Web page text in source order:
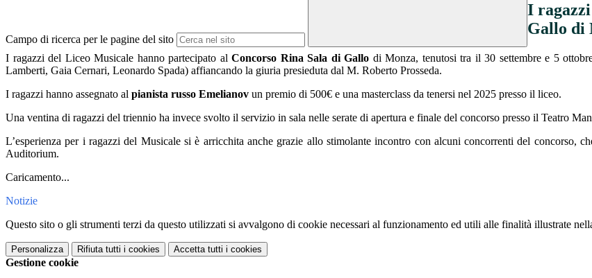
Campo di ricerca per le pagine del sito
I
Gallo di
I ragazzi del Liceo Musicale hanno partecipato alConcorso Rina Sala di Gallo di Monza, tenutosi tra il 30 settembre e 5
Lamberti, Gaia Cernari, Leonardo Spada) affiancando la giuria presieduta dal M. Roberto Prosseda.
I ragazzi hanno assegnato al pianista russo Emelianov un premio di 500€ e una masterclass da tenersi nel 2025 presso il liceo.
Una ventina di ragazzi del triennio ha invece svolto il servizio in sala nelle serate di apertura e finale del concorso presso il Teatro
L’esperienza per i ragazzi del Musicale si è arricchita anche grazie allo stimolante incontro con alcuni concorrenti del concorso,
Auditorium.
Caricamento...
Notizie
Questo sito o gli strumenti terzi da questo utilizzati si avvalgono di cookie necessari al funzionamento ed utili alle finalità illustrate
Personalizza Rifiuta tutti i cookies Accetta tutti i cookies
Gestione cookie